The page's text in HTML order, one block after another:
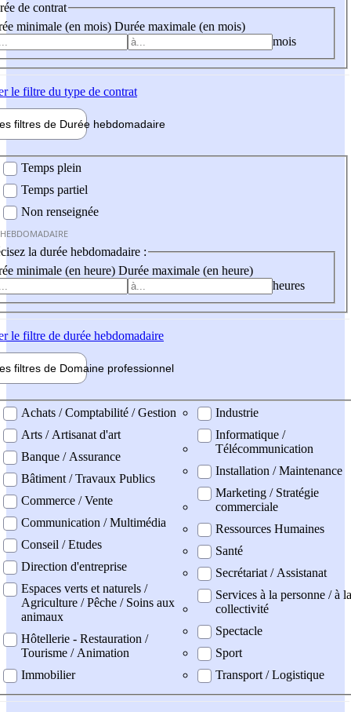
de contrat
minimale (en mois) Durée maximale (en mois)
mois
le filtre du type de contrat
filtres de Durée hebdomadaire
Temps plein
Temps partiel
Non renseignée
la durée hebdomadaire :
minimale (en heure) Durée maximale (en heure)
heures
le filtre de durée hebdomadaire
filtres de Domaine professionnel
professionel
Achats / Comptabilité / Gestion
Arts / Artisanat d'art
Banque / Assurance
Bâtiment / Travaux Publics
Commerce / Vente
Communication / Multimédia
Conseil / Etudes
Direction d'entreprise
Espaces verts et naturels /
Agriculture / Pêche / Soins aux
animaux
Hôtellerie - Restauration /
Tourisme / Animation
Immobilier
Industrie
Informatique /
Télécommunication
Installation / Maintenance
Marketing / Stratégie
commerciale
Ressources Humaines
Santé
Secrétariat / Assistanat
Services à la personne / à la
collectivité
Spectacle
Sport
Transport / Logistique